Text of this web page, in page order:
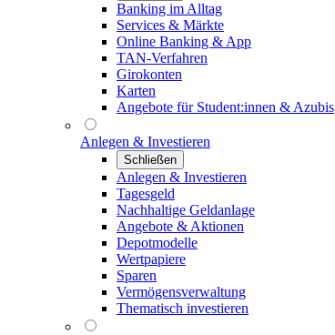
Banking im Alltag
Services & Märkte
Online Banking & App
TAN-Verfahren
Girokonten
Karten
Angebote für Student:innen & Azubis
Anlegen & Investieren
Schließen
Anlegen & Investieren
Tagesgeld
Nachhaltige Geldanlage
Angebote & Aktionen
Depotmodelle
Wertpapiere
Sparen
Vermögensverwaltung
Thematisch investieren